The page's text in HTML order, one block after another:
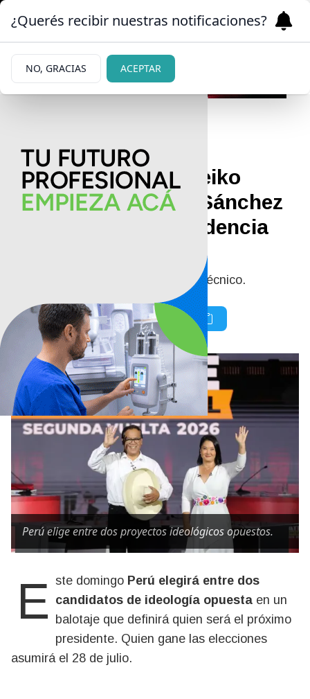
07/06/2026
Balotaje en Perú: Keiko
Fujimori y Roberto Sánchez
se disputan la presidencia
Los sondeos anticipan un empate técnico.
Perú elige entre dos proyectos ideológicos opuestos.
Este domingo Perú elegirá entre dos
candidatos de ideología opuesta en un
balotaje que definirá quien será el próximo
presidente. Quien gane las elecciones
asumirá el 28 de julio.
¿Querés recibir nuestras notificaciones?
NO, GRACIAS ACEPTAR